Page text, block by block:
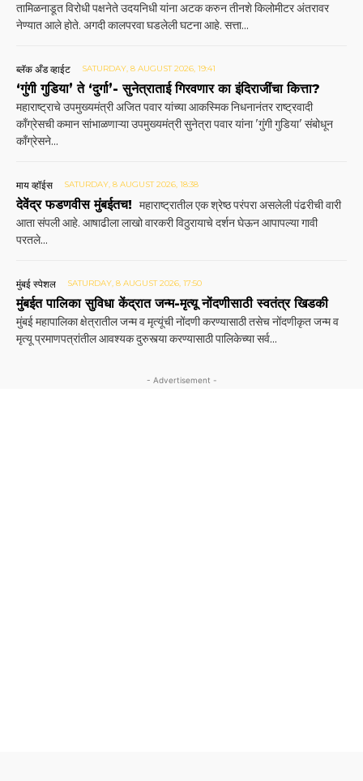
तामिळनाडूत विरोधी पक्षनेते उदयनिधी यांना अटक करुन तीनशे किलोमीटर अंतरावर
नेण्यात आले होते. अगदी कालपरवा घडलेली घटना आहे. सत्ता...
ब्लॅक अँड व्हाईट SATURDAY, 8 AUGUST 2026, 19:41
‘गुंगी गुडिया’ ते ‘दुर्गा’- सुनेत्राताई गिरवणार का इंदिराजींचा कित्ता?
महाराष्ट्राचे उपमुख्यमंत्री अजित पवार यांच्या आकस्मिक निधनानंतर राष्ट्रवादी
काँग्रेसची कमान सांभाळणाऱ्या उपमुख्यमंत्री सुनेत्रा पवार यांना 'गुंगी गुडिया' संबोधून
काँग्रेसने...
माय व्हॉईस SATURDAY, 8 AUGUST 2026, 18:38
देवेंद्र फडणवीस मुंबईतच! महाराष्ट्रातील एक श्रेष्ठ परंपरा असलेली पंढरीची वारी
आता संपली आहे. आषाढीला लाखो वारकरी विठुरायाचे दर्शन घेऊन आपापल्या गावी
परतले...
मुंबई स्पेशल SATURDAY, 8 AUGUST 2026, 17:50
मुंबईत पालिका सुविधा केंद्रात जन्म-मृत्यू नोंदणीसाठी स्वतंत्र खिडकी
मुंबई महापालिका क्षेत्रातील जन्म व मृत्यूंची नोंदणी करण्यासाठी तसेच नोंदणीकृत जन्म व
मृत्यू प्रमाणपत्रांतील आवश्यक दुरुस्त्या करण्यासाठी पालिकेच्या सर्व...
- Advertisement -